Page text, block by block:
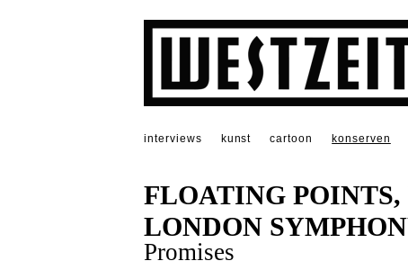
interviews kunst cartoon konserven
FLOATING
LONDON
Promises